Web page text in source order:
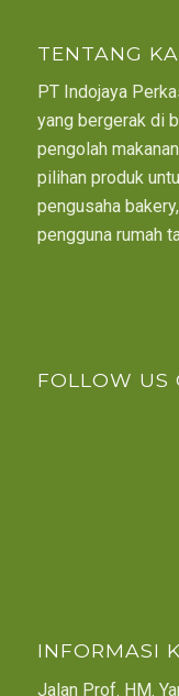
TENTANG
PT Indojaya
yang bergerak di
pengolah
pilihan produk
pengusaha
pengguna rumah
FOLLOW US
INFORMASI
Jalan Prof. HM.